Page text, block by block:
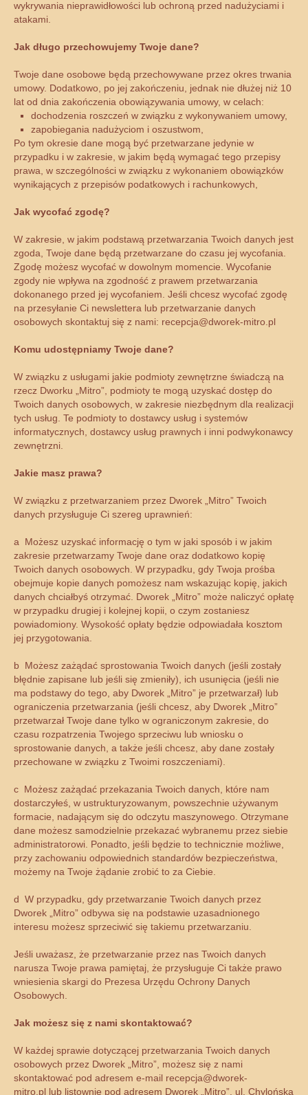
wykrywania nieprawidłowości lub ochroną przed nadużyciami i
atakami.
Jak długo przechowujemy Twoje dane?
Twoje dane osobowe będą przechowywane przez okres trwania
umowy. Dodatkowo, po jej zakończeniu, jednak nie dłużej niż 10
lat od dnia zakończenia obowiązywania umowy, w celach:
dochodzenia roszczeń w związku z wykonywaniem umowy,
zapobiegania nadużyciom i oszustwom,
Po tym okresie dane mogą być przetwarzane jedynie w
przypadku i w zakresie, w jakim będą wymagać tego przepisy
prawa, w szczególności w związku z wykonaniem obowiązków
wynikających z przepisów podatkowych i rachunkowych,
Jak wycofać zgodę?
W zakresie, w jakim podstawą przetwarzania Twoich danych jest
zgoda, Twoje dane będą przetwarzane do czasu jej wycofania.
Zgodę możesz wycofać w dowolnym momencie. Wycofanie
zgody nie wpływa na zgodność z prawem przetwarzania
dokonanego przed jej wycofaniem. Jeśli chcesz wycofać zgodę
na przesyłanie Ci newslettera lub przetwarzanie danych
osobowych skontaktuj się z nami: recepcja@dworek-mitro.pl
Komu udostępniamy Twoje dane?
W związku z usługami jakie podmioty zewnętrzne świadczą na
rzecz Dworku „Mitro”, podmioty te mogą uzyskać dostęp do
Twoich danych osobowych, w zakresie niezbędnym dla realizacji
tych usług. Te podmioty to dostawcy usług i systemów
informatycznych, dostawcy usług prawnych i inni podwykonawcy
zewnętrzni.
Jakie masz prawa?
W związku z przetwarzaniem przez Dworek „Mitro” Twoich
danych przysługuje Ci szereg uprawnień:
a Możesz uzyskać informację o tym w jaki sposób i w jakim
zakresie przetwarzamy Twoje dane oraz dodatkowo kopię
Twoich danych osobowych. W przypadku, gdy Twoja prośba
obejmuje kopie danych pomożesz nam wskazując kopię, jakich
danych chciałbyś otrzymać. Dworek „Mitro” może naliczyć opłatę
w przypadku drugiej i kolejnej kopii, o czym zostaniesz
powiadomiony. Wysokość opłaty będzie odpowiadała kosztom
jej przygotowania.
b Możesz zażądać sprostowania Twoich danych (jeśli zostały
błędnie zapisane lub jeśli się zmieniły), ich usunięcia (jeśli nie
ma podstawy do tego, aby Dworek „Mitro” je przetwarzał) lub
ograniczenia przetwarzania (jeśli chcesz, aby Dworek „Mitro”
przetwarzał Twoje dane tylko w ograniczonym zakresie, do
czasu rozpatrzenia Twojego sprzeciwu lub wniosku o
sprostowanie danych, a także jeśli chcesz, aby dane zostały
przechowane w związku z Twoimi roszczeniami).
c Możesz zażądać przekazania Twoich danych, które nam
dostarczyłeś, w ustrukturyzowanym, powszechnie używanym
formacie, nadającym się do odczytu maszynowego. Otrzymane
dane możesz samodzielnie przekazać wybranemu przez siebie
administratorowi. Ponadto, jeśli będzie to technicznie możliwe,
przy zachowaniu odpowiednich standardów bezpieczeństwa,
możemy na Twoje żądanie zrobić to za Ciebie.
d W przypadku, gdy przetwarzanie Twoich danych przez
Dworek „Mitro” odbywa się na podstawie uzasadnionego
interesu możesz sprzeciwić się takiemu przetwarzaniu.
Jeśli uważasz, że przetwarzanie przez nas Twoich danych
narusza Twoje prawa pamiętaj, że przysługuje Ci także prawo
wniesienia skargi do Prezesa Urzędu Ochrony Danych
Osobowych.
Jak możesz się z nami skontaktować?
W każdej sprawie dotyczącej przetwarzania Twoich danych
osobowych przez Dworek „Mitro”, możesz się z nami
skontaktować pod adresem e-mail recepcja@dworek-
mitro.pl lub listownie pod adresem Dworek „Mitro”, ul. Chylońska